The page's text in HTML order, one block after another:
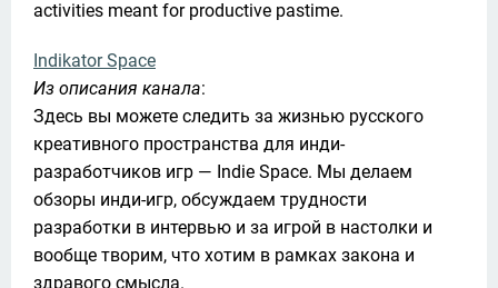
activities meant for productive pastime.
Indikator Space
Из описания канала:
Здесь вы можете следить за жизнью русского
креативного пространства для инди-
разработчиков игр — Indie Space. Мы делаем
обзоры инди-игр, обсуждаем трудности
разработки в интервью и за игрой в настолки и
вообще творим, что хотим в рамках закона и
здравого смысла.